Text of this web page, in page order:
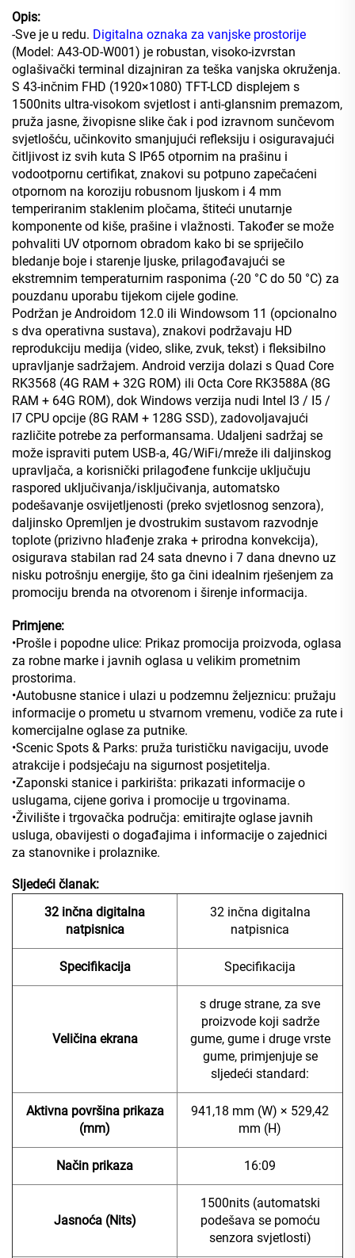
Opis:
-Sve je u redu. Digitalna oznaka za vanjske prostorije
(Model: A43-OD-W001) je robustan, visoko-izvrstan
oglašivački terminal dizajniran za teška vanjska okruženja.
S 43-inčnim FHD (1920×1080) TFT-LCD displejem s
1500nits ultra-visokom svjetlost i anti-glansnim premazom,
pruža jasne, živopisne slike čak i pod izravnom sunčevom
svjetlošću, učinkovito smanjujući refleksiju i osiguravajući
čitljivost iz svih kuta S IP65 otpornim na prašinu i
vodootpornu certifikat, znakovi su potpuno zapečaćeni
otpornom na koroziju robusnom ljuskom i 4 mm
temperiranim staklenim pločama, štiteći unutarnje
komponente od kiše, prašine i vlažnosti. Također se može
pohvaliti UV otpornom obradom kako bi se spriječilo
bledanje boje i starenje ljuske, prilagođavajući se
ekstremnim temperaturnim rasponima (-20 °C do 50 °C) za
pouzdanu uporabu tijekom cijele godine.
Podržan je Androidom 12.0 ili Windowsom 11 (opcionalno
s dva operativna sustava), znakovi podržavaju HD
reprodukciju medija (video, slike, zvuk, tekst) i fleksibilno
upravljanje sadržajem. Android verzija dolazi s Quad Core
RK3568 (4G RAM + 32G ROM) ili Octa Core RK3588A (8G
RAM + 64G ROM), dok Windows verzija nudi Intel I3 / I5 /
I7 CPU opcije (8G RAM + 128G SSD), zadovoljavajući
različite potrebe za performansama. Udaljeni sadržaj se
može ispraviti putem USB-a, 4G/WiFi/mreže ili daljinskog
upravljača, a korisnički prilagođene funkcije uključuju
raspored uključivanja/isključivanja, automatsko
podešavanje osvijetljenosti (preko svjetlosnog senzora),
daljinsko Opremljen je dvostrukim sustavom razvodnje
toplote (prizivno hlađenje zraka + prirodna konvekcija),
osigurava stabilan rad 24 sata dnevno i 7 dana dnevno uz
nisku potrošnju energije, što ga čini idealnim rješenjem za
promociju brenda na otvorenom i širenje informacija.
Primjene:
•Prošle i popodne ulice: Prikaz promocija proizvoda, oglasa
za robne marke i javnih oglasa u velikim prometnim
prostorima.
•Autobusne stanice i ulazi u podzemnu željeznicu: pružaju
informacije o prometu u stvarnom vremenu, vodiče za rute i
komercijalne oglase za putnike.
•Scenic Spots & Parks: pruža turističku navigaciju, uvode
atrakcije i podsjećaju na sigurnost posjetitelja.
•Zaponski stanice i parkirišta: prikazati informacije o
uslugama, cijene goriva i promocije u trgovinama.
•Živilište i trgovačka područja: emitirajte oglase javnih
usluga, obavijesti o događajima i informacije o zajednici
za stanovnike i prolaznike.
Sljedeći članak:
32 inčna digitalna
natpisnica
32 inčna digitalna
natpisnica
Specifikacija Specifikacija
Veličina ekrana
s druge strane, za sve
proizvode koji sadrže
gume, gume i druge vrste
gume, primjenjuje se
sljedeći standard:
Aktivna površina prikaza
(mm)
941,18 mm (W) × 529,42
mm (H)
Način prikaza 16:09
Jasnoća (Nits)
1500nits (automatski
podešava se pomoću
senzora svjetlosti)